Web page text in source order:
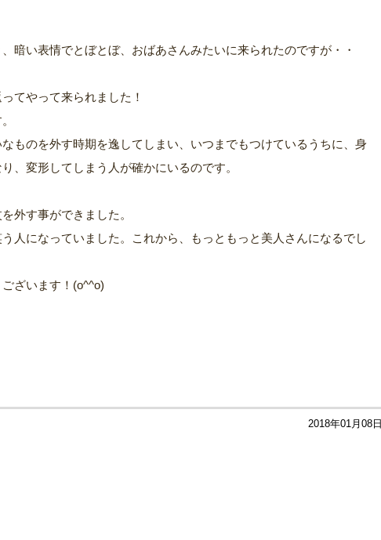
暗い表情でとぼとぼ、おばあさんみたいに来られたのですが・・
てやって来られました！
ものを外す時期を逸してしまい、いつまでもつけているうちに、身
、変形してしまう人が確かにいるのです。
外す事ができました。
人になっていました。これから、もっともっと美人さんになるでし
ざいます！(o^^o)
2018年01月08日